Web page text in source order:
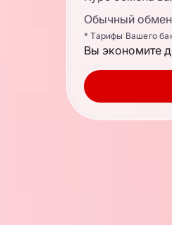
Обычный
* Тарифы Вашего
Вы экономите